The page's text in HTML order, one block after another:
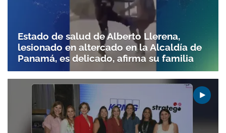
Estado de salud de Alberto Llerena,
lesionado en altercado en la Alcaldía de
Panamá, es delicado, afirma su familia